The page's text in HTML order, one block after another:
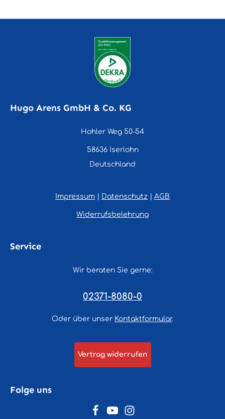
Hugo Arens GmbH & Co. KG
Hohler Weg 50-54
58636 Iserlohn
Deutschland
Impressum Datenschutz AGB
Widerrufsbelehrung
Service
Wir beraten Sie gerne:
02371-8080-0
Oder über unser Kontaktformular.
Vertrag widerrufen
Folge uns